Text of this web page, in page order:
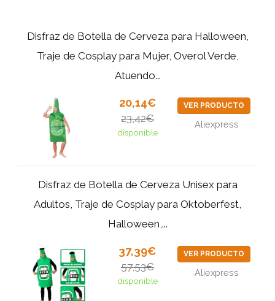
Disfraz de Botella de Cerveza para Halloween,
Traje de Cosplay para Mujer, Overol Verde,
Atuendo...
20,14€
23,42€
disponible
VER PRODUCTO
Aliexpress
Disfraz de Botella de Cerveza Unisex para
Adultos, Traje de Cosplay para Oktoberfest,
Halloween,...
37,39€
57,53€
disponible
VER PRODUCTO
Aliexpress